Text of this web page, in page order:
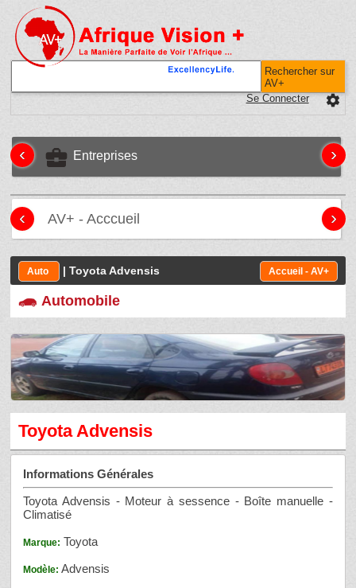
Rechercher sur
AV+
settings
Se Connecter
business_center Entreprises
‹ ›
AV+ - Acccueil
‹ ›
Auto | Toyota Advensis Accueil - AV+
Automobile
Toyota Advensis
Informations Générales
Toyota Advensis - Moteur à sessence - Boîte manuelle -
Climatisé
Marque: Toyota
Modèle: Advensis